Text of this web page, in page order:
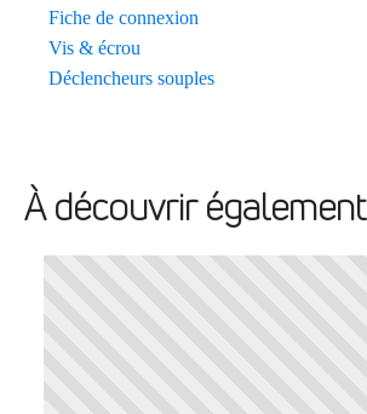
Fiche de connexion
Vis & écrou
Déclencheurs souples
À découvrir également